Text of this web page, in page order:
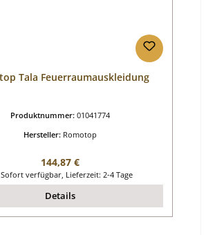
Romotop Tala Feuerraumauskleidung
Produktnummer: 01041774
Hersteller: Romotop
Regulärer Preis:
144,87 €
Sofort verfügbar, Lieferzeit: 2-4 Tage
Details